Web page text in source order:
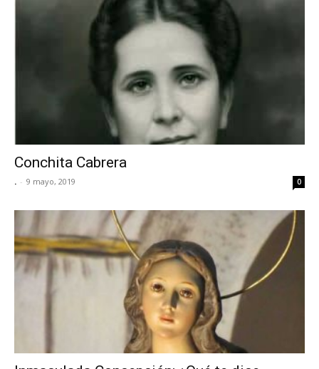
Conchita Cabrera
. - 9 mayo, 2019 0